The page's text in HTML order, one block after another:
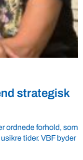
strategisk
ordnede forhold, som
tider. VBF byder